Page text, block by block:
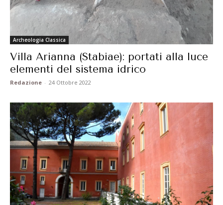
Archeologia Classica
Villa Arianna (Stabiae): portati alla luce
elementi del sistema idrico
Redazione - 24 Ottobre 2022